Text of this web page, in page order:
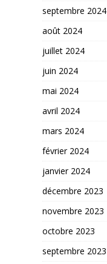
septembre 2024
août 2024
juillet 2024
juin 2024
mai 2024
avril 2024
mars 2024
février 2024
janvier 2024
décembre 2023
novembre 2023
octobre 2023
septembre 2023